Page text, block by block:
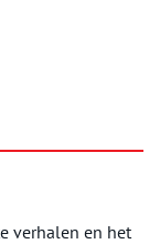
verhalen en het